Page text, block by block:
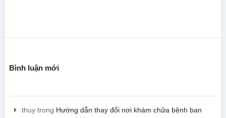
Bình luận mới
thuytrong Hướng dẫn thay đổi nơi khám chữa bệnh ban